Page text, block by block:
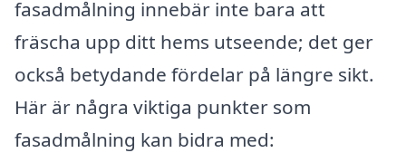
fasadmålning innebär inte bara att
fräscha upp ditt hems utseende; det ger
också betydande fördelar på längre sikt.
Här är några viktiga punkter som
fasadmålning kan bidra med: